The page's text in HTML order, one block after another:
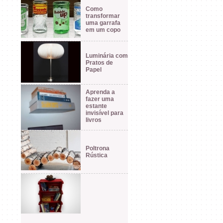
Como
transformar
uma garrafa
em um copo
Luminária com
Pratos de
Papel
Aprenda a
fazer uma
estante
invisível para
livros
Poltrona
Rústica